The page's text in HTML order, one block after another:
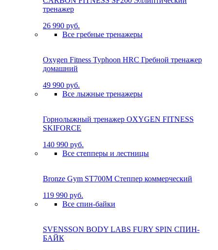
тренажер
26 990 руб.
Все гребные тренажеры
Oxygen Fitness Typhoon HRC Гребной тренажер
домашний
49 990 руб.
Все лыжные тренажеры
Горнолыжный тренажер OXYGEN FITNESS
SKIFORCE
140 990 руб.
Все степперы и лестницы
Bronze Gym ST700M Степпер коммерческий
119 990 руб.
Все спин-байки
SVENSSON BODY LABS FURY SPIN СПИН-
БАЙК